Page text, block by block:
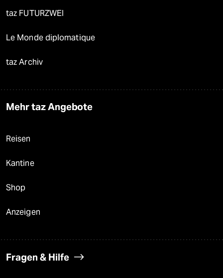
taz FUTURZWEI
Le Monde diplomatique
taz Archiv
Mehr taz Angebote
Reisen
Kantine
Shop
Anzeigen
Fragen & Hilfe